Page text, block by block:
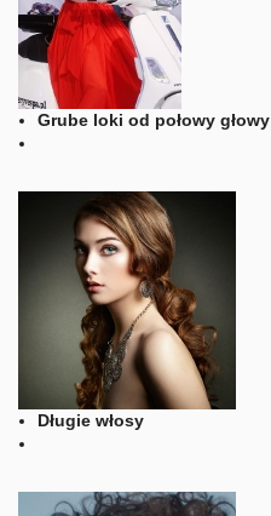
Grube loki od połowy
Długie włosy